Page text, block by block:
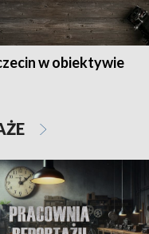
w obiektywie